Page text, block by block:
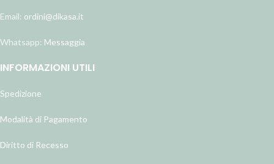
Email: ordini@dikasa.it
Whatsapp: Messaggia
INFORMAZIONI UTILI
Spedizione
Modalità di Pagamento
Diritto di Recesso